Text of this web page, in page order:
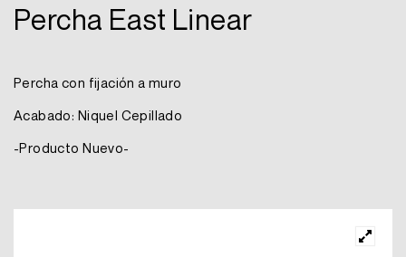
Percha East Linear
Percha con fijación a muro
Acabado: Niquel Cepillado
-Producto Nuevo-